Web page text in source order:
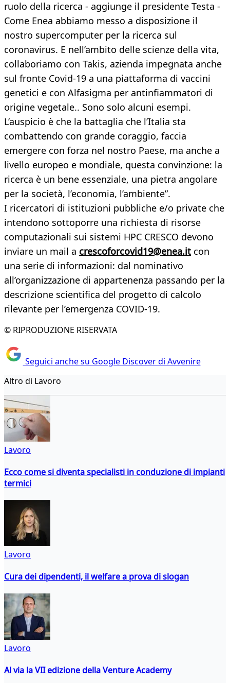
ruolo della ricerca - aggiunge il presidente Testa -
Come Enea abbiamo messo a disposizione il
nostro supercomputer per la ricerca sul
coronavirus. E nell’ambito delle scienze della vita,
collaboriamo con Takis, azienda impegnata anche
sul fronte Covid-19 a una piattaforma di vaccini
genetici e con Alfasigma per antinfiammatori di
origine vegetale.. Sono solo alcuni esempi.
L’auspicio è che la battaglia che l’Italia sta
combattendo con grande coraggio, faccia
emergere con forza nel nostro Paese, ma anche a
livello europeo e mondiale, questa convinzione: la
ricerca è un bene essenziale, una pietra angolare
per la società, l’economia, l’ambiente”.
I ricercatori di istituzioni pubbliche e/o private che
intendono sottoporre una richiesta di risorse
computazionali sui sistemi HPC CRESCO devono
inviare un mail a crescoforcovid19@enea.it con
una serie di informazioni: dal nominativo
all’organizzazione di appartenenza passando per la
descrizione scientifica del progetto di calcolo
rilevante per l’emergenza COVID-19.
© RIPRODUZIONE RISERVATA
Seguici anche su Google Discover di Avvenire
Altro di Lavoro
Lavoro
Ecco come si diventa specialisti in conduzione di impianti
termici
Lavoro
Cura dei dipendenti, il welfare a prova di slogan
Lavoro
Al via la VII edizione della Venture Academy